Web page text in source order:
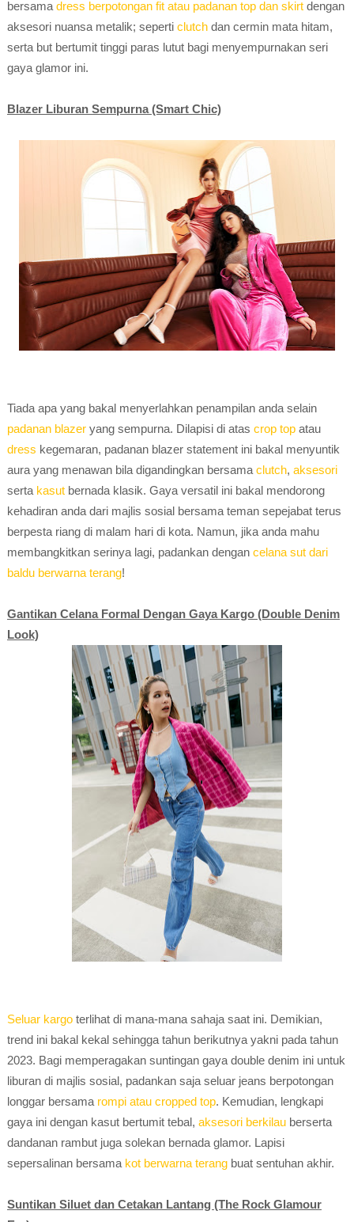
bersama dress berpotongan fit atau padanan top dan skirt dengan
aksesori nuansa metalik; seperti clutchdan cermin mata hitam,
serta but bertumit tinggi paras lutut bagi menyempurnakan seri
gaya glamor ini.
Blazer Liburan Sempurna (Smart Chic)
Tiada apa yang bakal menyerlahkan penampilan anda selain
padanan blazer yang sempurna. Dilapisi di atas crop topatau
dress kegemaran, padanan blazer statement ini bakal menyuntik
aura yang menawan bila digandingkan bersama clutch, aksesori
serta kasutbernada klasik. Gaya versatil ini bakal mendorong
kehadiran anda dari majlis sosial bersama teman sepejabat terus
berpesta riang di malam hari di kota. Namun, jika anda mahu
membangkitkan serinya lagi, padankan dengan celana sut dari
baldu berwarna terang!
Gantikan Celana Formal Dengan Gaya Kargo (Double Denim
Look)
Seluar kargo terlihat di mana-mana sahaja saat ini. Demikian,
trend ini bakal kekal sehingga tahun berikutnya yakni pada tahun
2023. Bagi memperagakan suntingan gaya double denim ini untuk
liburan di majlis sosial, padankan saja seluar jeans berpotongan
longgar bersama rompi atau cropped top. Kemudian, lengkapi
gaya ini dengan kasut bertumit tebal, aksesori berkilauberserta
dandanan rambut juga solekan bernada glamor. Lapisi
sepersalinan bersama kot berwarna terangbuat sentuhan akhir.
Suntikan Siluet dan Cetakan Lantang (The Rock Glamour